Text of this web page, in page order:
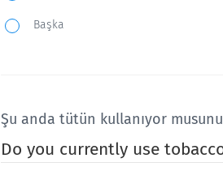
Başka
Şu anda tütün kullanıyor
Do you currently use